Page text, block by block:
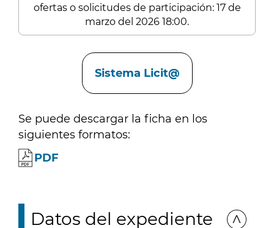
ofertas o solicitudes de participación: 17 de
marzo del 2026 18:00.
Sistema Licit@
Se puede descargar la ficha en los
siguientes formatos:
PDF
Datos del expediente